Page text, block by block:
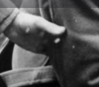
Détails
J'aime